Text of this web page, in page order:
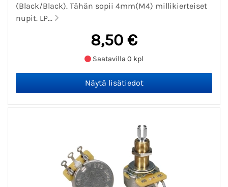
(Black/Black). Tähän sopii 4mm(M4) millikierteiset
nupit. LP...
8,50 €
Saatavilla 0 kpl